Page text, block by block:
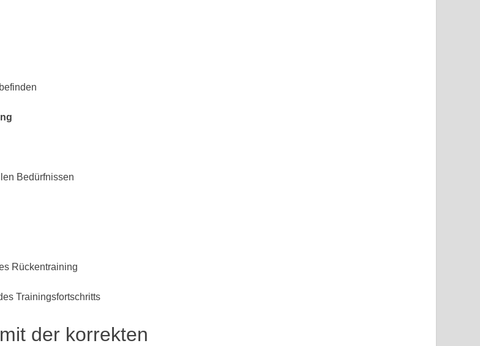
Bedürfnissen
Rückentraining
Trainingsfortschritts
der korrekten